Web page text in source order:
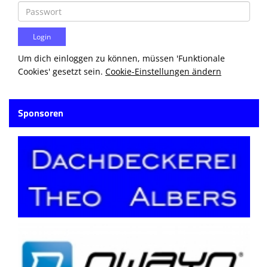
Um dich einloggen zu können, müssen 'Funktionale
Cookies' gesetzt sein. Cookie-Einstellungen ändern
Sponsoren